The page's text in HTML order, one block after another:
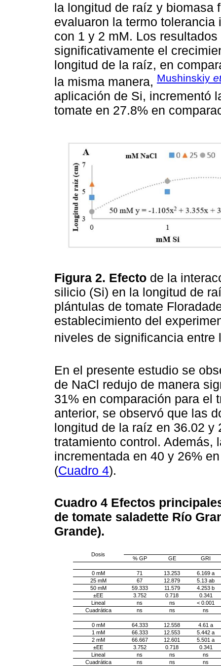
la longitud de raíz y biomasa
evaluaron la termo
con 1 y 2 mM. Los
significativamente el
longitud de la raíz, en
la misma manera, Mushinskiy
aplicación de Si, incrementó
tomate en 27.8% en
Figura 2. Efecto de la
silicio (Si) en la longitud de
plántulas de tomate
establecimiento del
niveles de significancia entre
En el presente estudio se
de NaCl redujo de manera
31% en comparación para el
anterior, se observó que las
longitud de la raíz en 36.02 y
tratamiento control. Además,
incrementada en 40 y 26%
(Cuadro 4).
Cuadro 4 Efectos
de tomate saladette Río
Grande).
Dosis
% GP GE GRI
0 mM 71 13.253
6.169 a
25 mM
67 12.879
5.13 ab
50 mM
59.333 11.579
4.253 b
±EE
3.752 0.718
0.341
Lineal
ns ns
< 0.001
Cuadrática
ns ns ns
0 mM 64.333 12.558
4.61 a
1 mM
66.333 12.553
5.442 a
2 mM
66.667 12.601
5.501 a
±EE
3.752 0.718
0.341
Lineal
ns ns
ns
Cuadrática
ns ns ns